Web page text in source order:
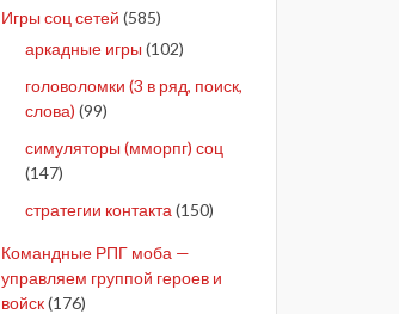
Игры соц сетей (585)
аркадные игры (102)
головоломки (3 в ряд, поиск,
слова) (99)
симуляторы (мморпг) соц
(147)
стратегии контакта (150)
Командные РПГ моба —
управляем группой героев и
войск(176)